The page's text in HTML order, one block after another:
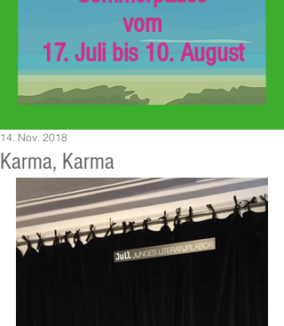
vom
17. Juli bis 10. August
Karma, Karma
14. Nov. 2018